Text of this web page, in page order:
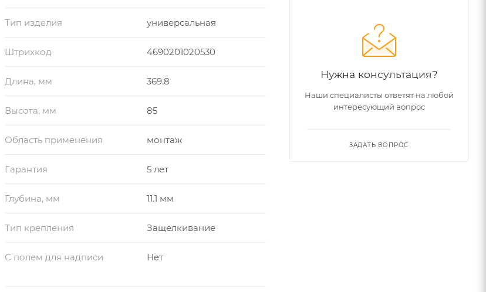
Тип изделия универсальная
Штрихкод 4690201020530
Длина, мм 369.8
Высота, мм 85
Область применения монтаж
Гарантия 5 лет
Глубина, мм 11.1 мм
Тип крепления Защелкивание
С полем для надписи Нет
Нужна консультация?
Наши специалисты ответят на любой
интересующий вопрос
ЗАДАТЬ ВОПРОС